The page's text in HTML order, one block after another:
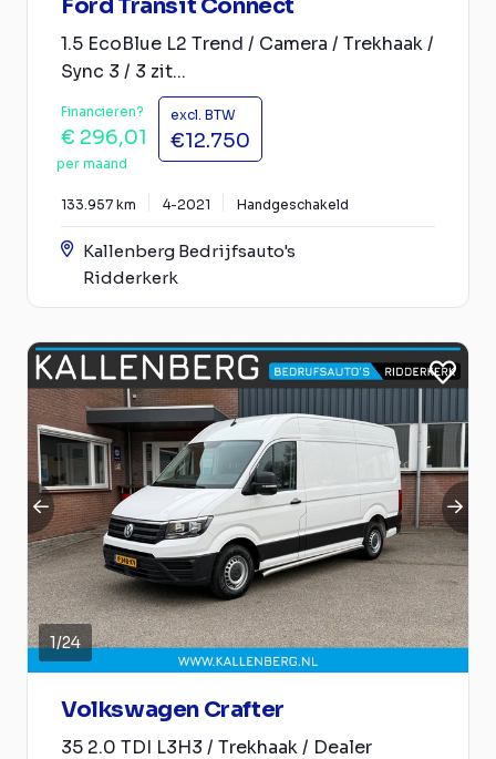
Ford Transit Connect
1.5 EcoBlue L2 Trend / Camera / Trekhaak /
Sync 3 / 3 zit...
Financieren?
€ 296,01
per maand
excl. BTW
€12.750
133.957 km 4-2021 Handgeschakeld
Kallenberg Bedrijfsauto's
Ridderkerk
1/24
Volkswagen Crafter
35 2.0 TDI L3H3 / Trekhaak / Dealer